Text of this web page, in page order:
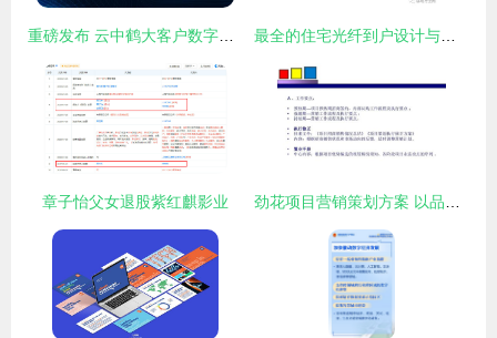
章子怡父女退股紫红麒影业